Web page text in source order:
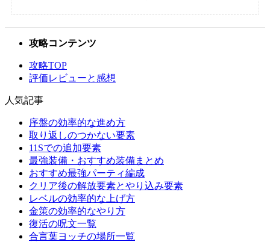
攻略コンテンツ
攻略TOP
評価レビューと感想
人気記事
序盤の効率的な進め方
取り返しのつかない要素
11Sでの追加要素
最強装備・おすすめ装備まとめ
おすすめ最強パーティ編成
クリア後の解放要素とやり込み要素
レベルの効率的な上げ方
金策の効率的なやり方
復活の呪文一覧
合言葉ヨッチの場所一覧